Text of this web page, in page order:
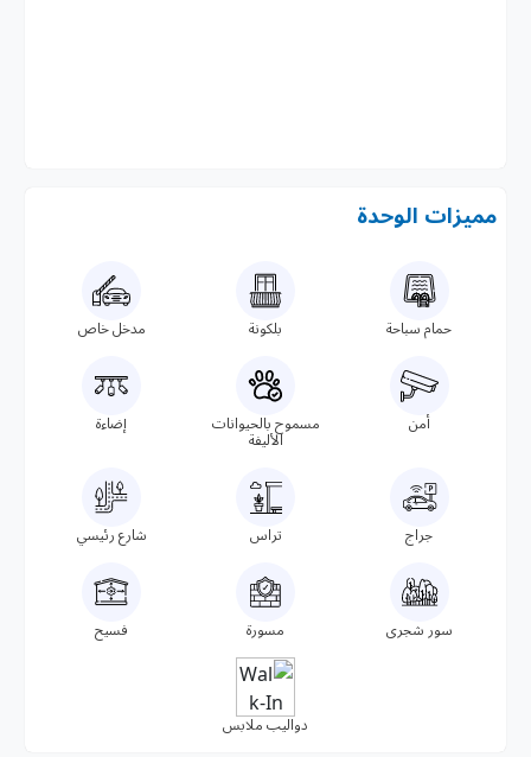
مميزات الوحدة
حمام سباحة بلكونة مدخل خاص
أمن
مسموح بالحيوانات
الأليفة
إضاءة
جراج تراس شارع رئيسي
سور شجرى مسورة فسيح
دواليب ملابس